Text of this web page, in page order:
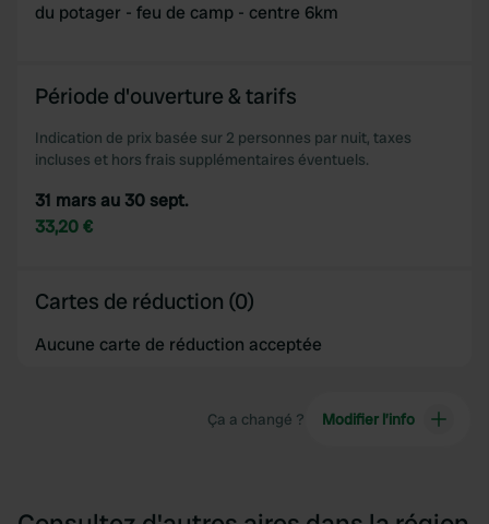
du potager - feu de camp - centre 6km
Période d'ouverture & tarifs
Indication de prix basée sur 2 personnes par nuit, taxes
incluses et hors frais supplémentaires éventuels.
31 mars au 30 sept.
33,20 €
Cartes de réduction (0)
Aucune carte de réduction acceptée
Ça a changé ? Modifier l’info